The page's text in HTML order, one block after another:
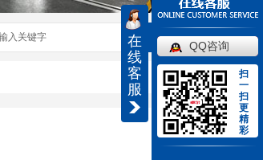
搜索
在
线
客
服
QQ咨询
扫
一
扫
更
精
彩